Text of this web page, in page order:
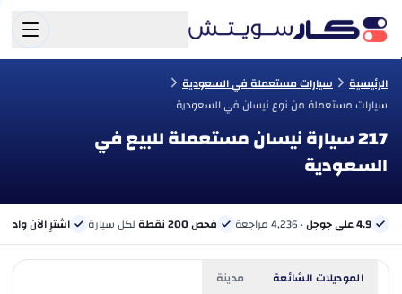
الرئيسية
سيارات مستعملة في السعودية
سيارات مستعملة من نوع نيسان في السعودية
217 سيارة نيسان مستعملة للبيع في
السعودية
4.9 على جوجل · 4,236 مراجعة فحص 200 نقطة لكل سيارة اشترِ الآن
الموديلات الشائعة مدينة